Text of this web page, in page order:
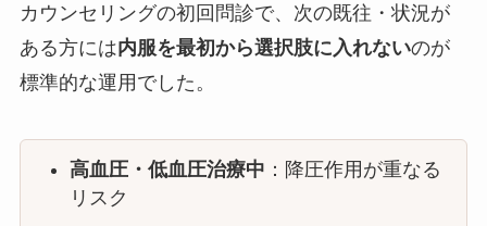
カウンセリングの初回問診で、次の既往・状況が
ある方には内服を最初から選択肢に入れないのが
標準的な運用でした。
高血圧・低血圧治療中 ：降圧作用が重なる
リスク